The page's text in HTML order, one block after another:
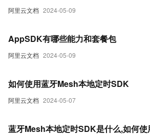
阿里云文档 2024-05-09
阿里云文档 2024-05-09
AppSDK有哪些能力和套餐包
阿里云文档 2024-05-07
如何使用蓝牙Mesh本地定时SDK
蓝牙Mesh本地定时SDK是什么,如何使